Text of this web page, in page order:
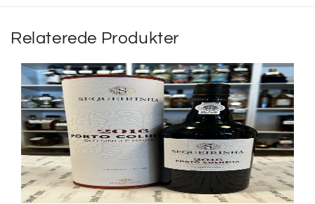
Relaterede Produkter